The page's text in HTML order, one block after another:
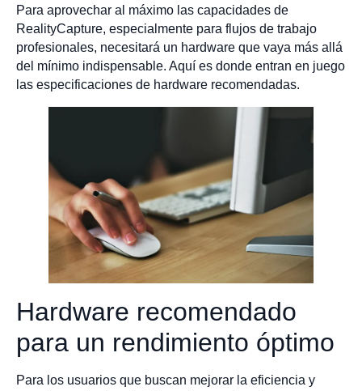
Para aprovechar al máximo las capacidades de
RealityCapture, especialmente para flujos de trabajo
profesionales, necesitará un hardware que vaya más allá
del mínimo indispensable. Aquí es donde entran en juego
las especificaciones de hardware recomendadas.
Hardware recomendado
para un rendimiento óptimo
Para los usuarios que buscan mejorar la eficiencia y